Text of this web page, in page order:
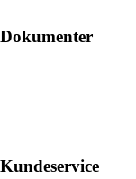
Dokumenter
Kundeservice